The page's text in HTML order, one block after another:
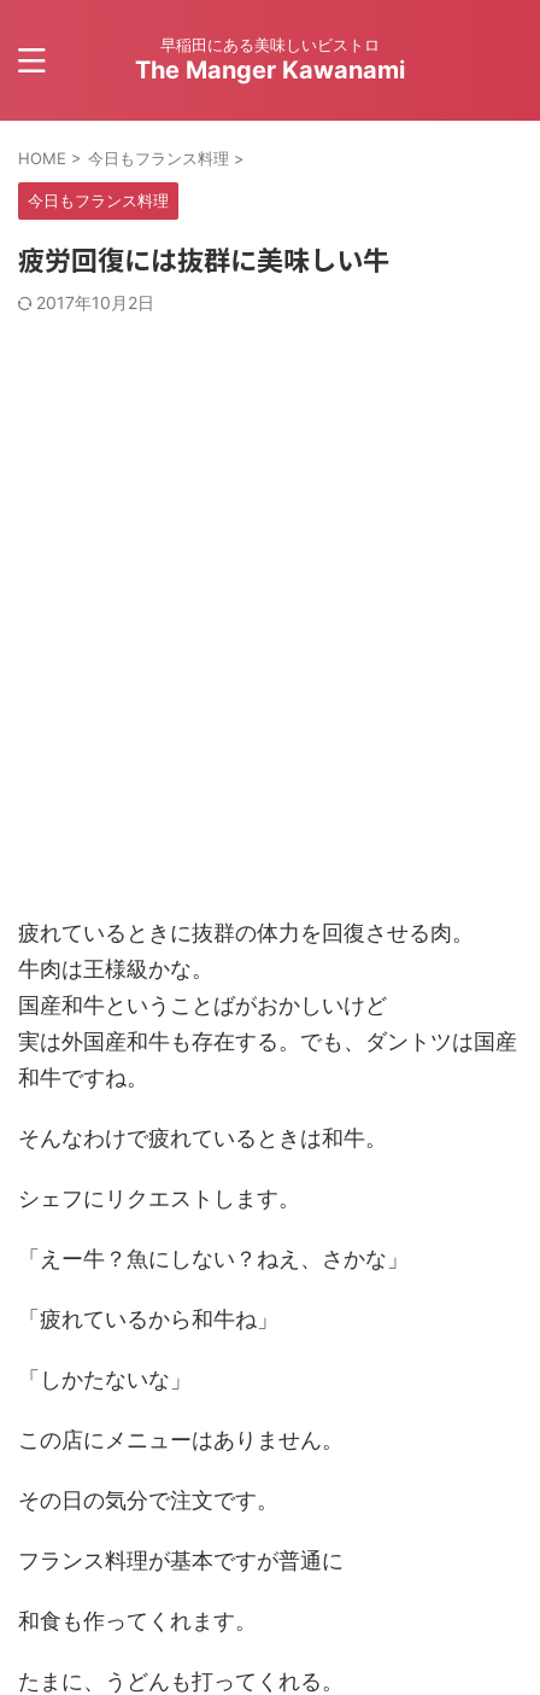
早稲田にある美味しいビストロ
The Manger Kawanami
HOME > 今日もフランス料理 >
今日もフランス料理
疲労回復には抜群に美味しい牛
2017年10月2日
疲れているときに抜群の体力を回復させる肉。
牛肉は王様級かな。
国産和牛ということばがおかしいけど
実は外国産和牛も存在する。でも、ダントツは国産
和牛ですね。
そんなわけで疲れているときは和牛。
シェフにリクエストします。
「えー牛？魚にしない？ねえ、さかな」
「疲れているから和牛ね」
「しかたないな」
この店にメニューはありません。
その日の気分で注文です。
フランス料理が基本ですが普通に
和食も作ってくれます。
たまに、うどんも打ってくれる。